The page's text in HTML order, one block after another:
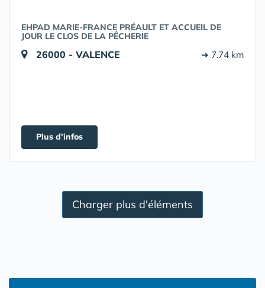
EHPAD MARIE-FRANCE PRÉAULT ET ACCUEIL DE
JOUR LE CLOS DE LA PÊCHERIE
26000 - VALENCE ➔ 7.74 km
Plus d'infos
Charger plus d'éléments